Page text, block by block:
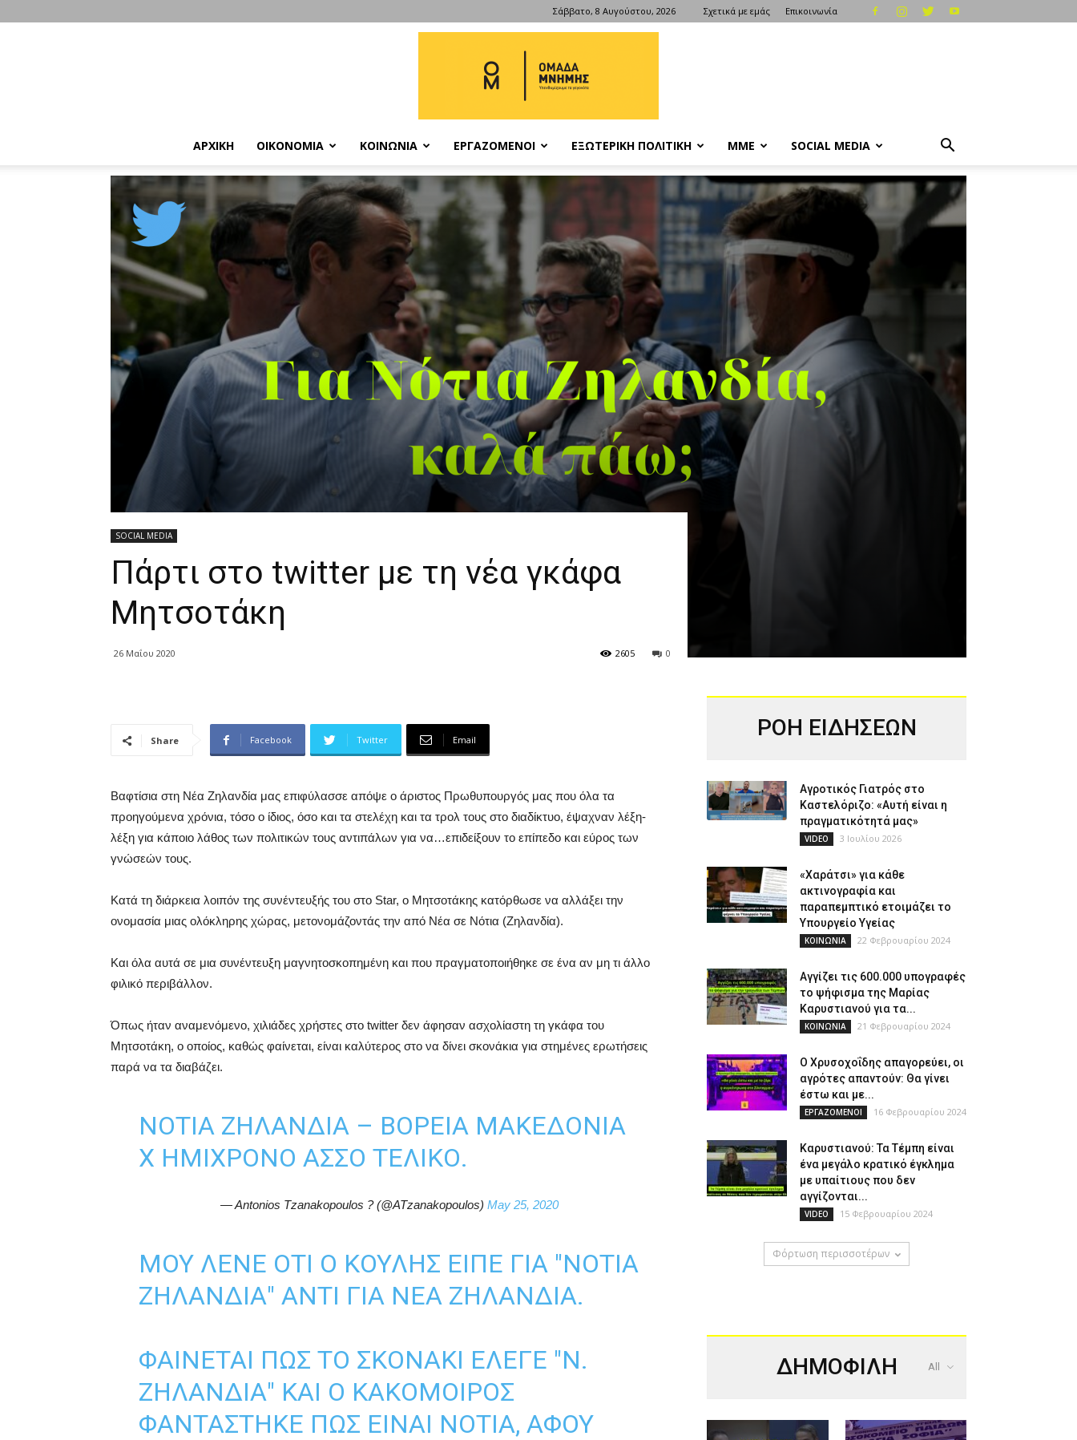
Σάββατο, 8 Αυγούστου, 2026 Σχετικά με εμάς Επικοινωνία
ΜΝΗΜΗΣ
ΑΡΧΙΚΗ ΟΙΚΟΝΟΜΙΑ ΚΟΙΝΩΝΙΑ ΕΡΓΑΖΟΜΕΝΟΙ ΕΞΩΤΕΡΙΚΗ ΠΟΛΙΤΙΚΗ ΜΜΕ SOCIAL MEDIA
SOCIAL MEDIA
Πάρτι στο twitter με τη νέα γκάφα
Μητσοτάκη
26 Μαΐου 2020 0
2605
Share Facebook Twitter Email
Βαφτίσια στη Νέα Ζηλανδία μας επιφύλασσε απόψε ο άριστος Πρωθυπουργός μας που όλα τα
προηγούμενα χρόνια, τόσο ο ίδιος, όσο και τα στελέχη και τα τρολ τους στο διαδίκτυο, έψαχναν λέξη-
λέξη για κάποιο λάθος των πολιτικών τους αντιπάλων για να…επιδείξουν το επίπεδο και εύρος των
γνώσεών τους.
Κατά τη διάρκεια λοιπόν της συνέντευξής του στο Star, ο Μητσοτάκης κατόρθωσε να αλλάξει την
ονομασία μιας ολόκληρης χώρας, μετονομάζοντάς την από Νέα σε Νότια (Ζηλανδία).
Και όλα αυτά σε μια συνέντευξη μαγνητοσκοπημένη και που πραγματοποιήθηκε σε ένα αν μη τι άλλο
φιλικό περιβάλλον.
Όπως ήταν αναμενόμενο, χιλιάδες χρήστες στο twitter δεν άφησαν ασχολίαστη τη γκάφα του
Μητσοτάκη, ο οποίος, καθώς φαίνεται, είναι καλύτερος στο να δίνει σκονάκια για στημένες ερωτήσεις
παρά να τα διαβάζει.
ΝΌΤΙΑ ΖΗΛΑΝΔΊΑ – ΒΌΡΕΙΑ ΜΑΚΕΔΟΝΊΑ
Χ ΗΜΊΧΡΟΝΟ ΆΣΣΟ ΤΕΛΙΚΌ.
— Antonios Tzanakopoulos ? (@ATzanakopoulos) May 25, 2020
MΟΥ ΛΈΝΕ ΌΤΙ Ο ΚΟΎΛΗΣ ΕΊΠΕ ΓΙΑ "ΝΌΤΙΑ
ΖΗΛΑΝΔΊΑ" ΑΝΤΊ ΓΙΑ ΝΈΑ ΖΗΛΑΝΔΊΑ.
ΦΑΊΝΕΤΑΙ ΠΩΣ ΤΟ ΣΚΟΝΆΚΙ ΈΛΕΓΕ "Ν.
ΖΗΛΑΝΔΊΑ" ΚΑΙ Ο ΚΑΚΌΜΟΙΡΟΣ
ΦΑΝΤΆΣΤΗΚΕ ΠΩΣ ΕΊΝΑΙ ΝΌΤΙΑ, ΑΦΟΎ
ΡΟΗ ΕΙΔΗΣΕΩΝ
Αγροτικός Γιατρός στο
Καστελόριζο: «Αυτή είναι η
πραγματικότητά μας»
VIDEO 3 Ιουλίου 2026
«Χαράτσι» για κάθε
ακτινογραφία και
παραπεμπτικό ετοιμάζει το
Υπουργείο Υγείας
ΚΟΙΝΩΝΙΑ 22 Φεβρουαρίου 2024
Αγγίζει τις 600.000 υπογραφές
το ψήφισμα της Μαρίας
Καρυστιανού για τα...
ΚΟΙΝΩΝΙΑ 21 Φεβρουαρίου 2024
Ο Χρυσοχοΐδης απαγορεύει, οι
αγρότες απαντούν: Θα γίνει
έστω και με...
ΕΡΓΑΖΟΜΕΝΟΙ 16 Φεβρουαρίου 2024
Καρυστιανού: Τα Τέμπη είναι
ένα μεγάλο κρατικό έγκλημα
με υπαίτιους που δεν
αγγίζονται...
VIDEO 15 Φεβρουαρίου 2024
Φόρτωση περισσοτέρων
ΔΗΜΟΦΙΛΗ All